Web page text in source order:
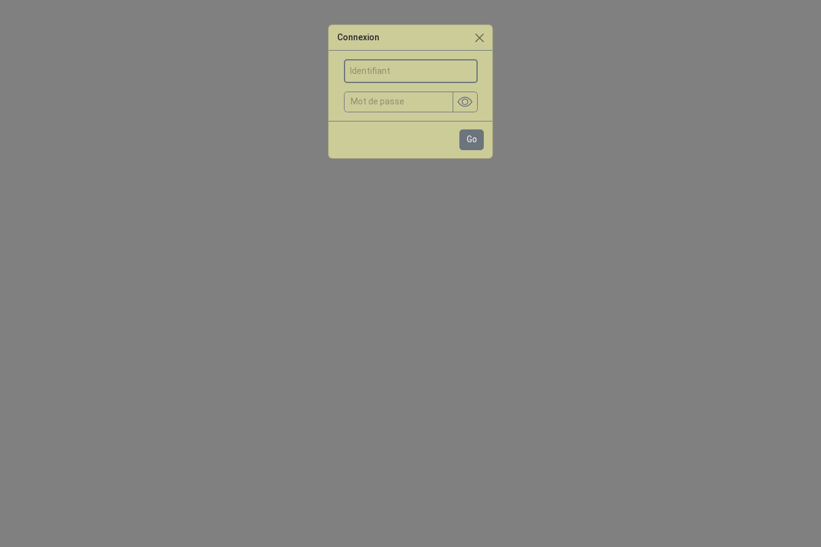
Connexion
Go